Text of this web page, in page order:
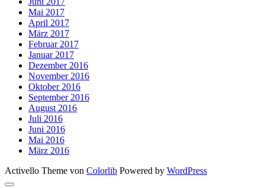
Mai 2017
April 2017
März 2017
Februar 2017
Januar 2017
Dezember 2016
November 2016
Oktober 2016
September 2016
August 2016
Juli 2016
Juni 2016
Mai 2016
März 2016
Activello Theme von Colorlib Powered by WordPress